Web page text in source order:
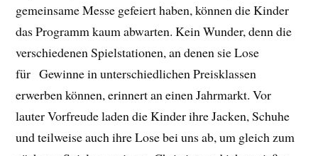
gemeinsame Messe gefeiert haben, können die Kinder
das Programm kaum abwarten. Kein Wunder, denn die
verschiedenen Spielstationen, an denen sie Lose
für Gewinne in unterschiedlichen Preisklassen
erwerben können, erinnert an einen Jahrmarkt. Vor
lauter Vorfreude laden die Kinder ihre Jacken, Schuhe
und teilweise auch ihre Lose bei uns ab, um gleich zum